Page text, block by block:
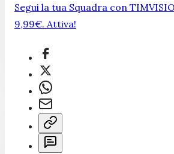
Segui la tua Squadra con
9,99€. Attiva!